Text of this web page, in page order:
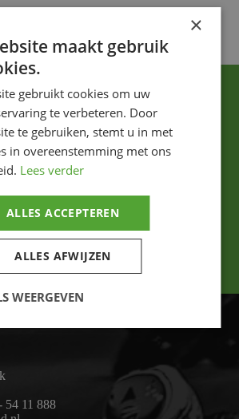
54 11 888
×
maakt gebruik
gebruikt cookies om uw
te verbeteren. Door
te gebruiken, stemt u in met
in overeenstemming met ons
Lees verder
ALLES ACCEPTEREN
ALLES AFWIJZEN
WEERGEVEN